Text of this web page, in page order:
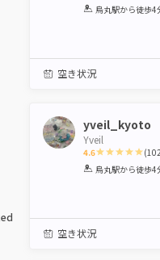
1 2 3 4 5
烏丸駅から徒歩4
空き状況
yveil_kyoto
Yveil
4.6
1 2 3 4 5
(
烏丸駅から徒歩4
空き状況